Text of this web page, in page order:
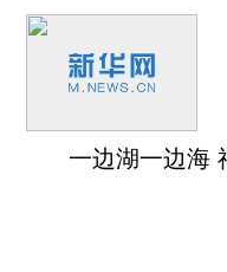
一边湖一边海